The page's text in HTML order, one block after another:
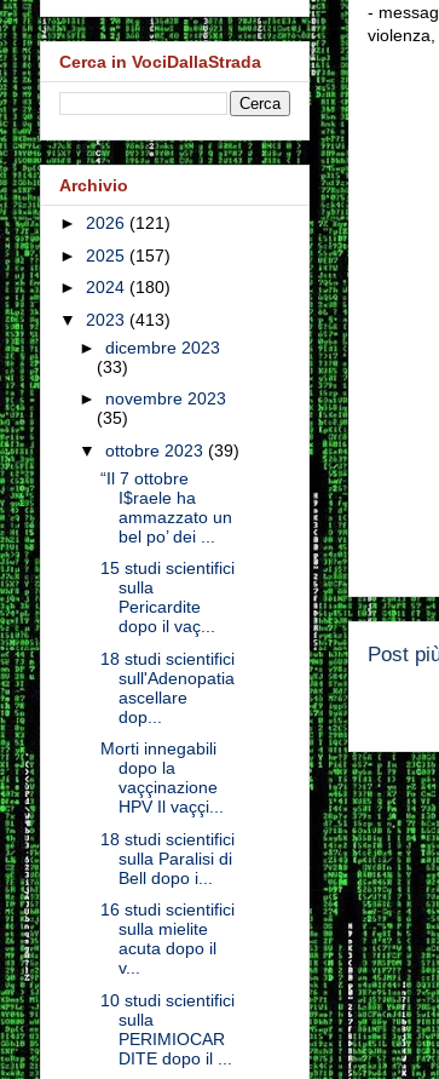
-
Post
Cerca in VociDallaStrada
Archivio
► 2026 (121)
► 2025 (157)
► 2024 (180)
▼ 2023 (413)
►dicembre 2023
(33)
► novembre 2023
(35)
▼ottobre 2023(39)
“Il 7 ottobre
I$raele ha
ammazzato un
bel po’ dei ...
15 studi scientifici
sulla
Pericardite
dopo il vaç...
18 studi scientifici
sull'Adenopatia
ascellare
dop...
Morti innegabili
dopo la
vaççinazione
HPV Il vaççi...
18 studi scientifici
sulla Paralisi di
Bell dopo i...
16 studi scientifici
sulla mielite
acuta dopo il
v...
10 studi scientifici
sulla
PERIMIOCAR
DITE dopo il ...